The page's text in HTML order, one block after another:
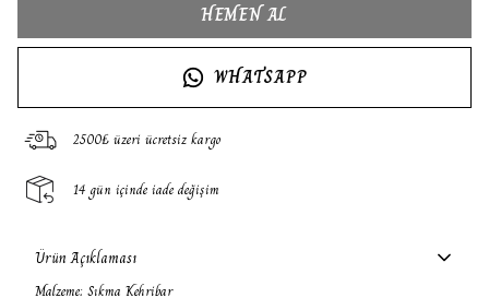
HEMEN AL
WHATSAPP
2500₺ üzeri ücretsiz kargo
14 gün içinde iade değişim
Ürün Açıklaması
Malzeme: Sıkma Kehribar